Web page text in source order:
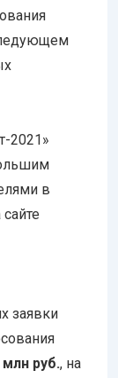
2021»
в
заявки
руб., на